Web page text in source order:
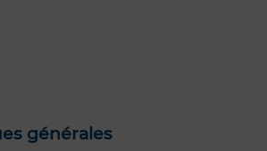
générales